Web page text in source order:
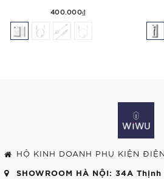
400.000₫
HỘ KINH DOANH PHỤ KIỆN
SHOWROOM HÀ NỘI: 34A Thịnh